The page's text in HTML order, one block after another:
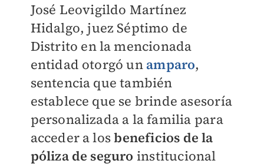
José Leovigildo Martínez
Hidalgo, juez Séptimo de
Distrito en la mencionada
entidad otorgó un amparo,
sentencia que también
establece que se brinde asesoría
personalizada a la familia para
acceder a losbeneficios de la
póliza de seguro institucional